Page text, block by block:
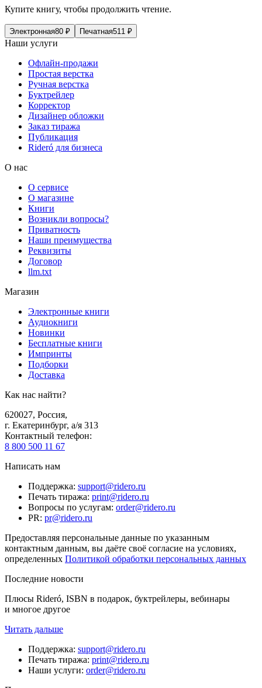
Купите книгу, чтобы продолжить чтение.
Электронная80 ₽ Печатная511 ₽
Наши услуги
Офлайн-продажи
Простая верстка
Ручная верстка
Буктрейлер
Корректор
Дизайнер обложки
Заказ тиража
Публикация
Rideró для бизнеса
О нас
О сервисе
О магазине
Книги
Возникли вопросы?
Приватность
Наши преимущества
Реквизиты
Договор
llm.txt
Магазин
Электронные книги
Аудиокниги
Новинки
Бесплатные книги
Импринты
Подборки
Доставка
Как нас найти?
620027, Россия,
г. Екатеринбург, а/я 313
Контактный телефон:
8 800 500 11 67
Написать нам
Поддержка: support@ridero.ru
Печать тиража: print@ridero.ru
Вопросы по услугам: order@ridero.ru
PR: pr@ridero.ru
Предоставляя персональные данные по указанным
контактным данным, вы даёте своё согласие на условиях,
определенных Политикой обработки персональных данных
Последние новости
Плюсы Rideró, ISBN в подарок, буктрейлеры, вебинары
и многое другое
Читать дальше
Поддержка: support@ridero.ru
Печать тиража: print@ridero.ru
Наши услуги: order@ridero.ru